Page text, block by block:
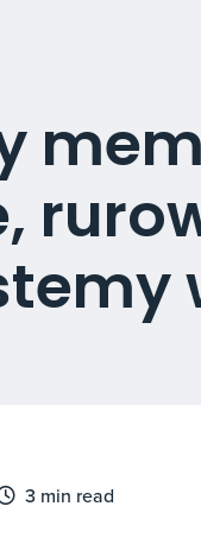
3 min read